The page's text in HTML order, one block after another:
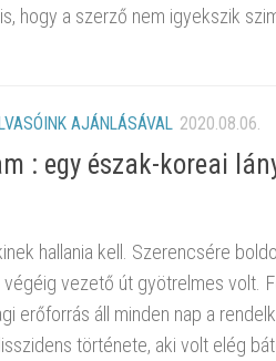
hogy a szerző nem igyekszik
AJÁNLÁSÁVAL 2020.08.06.
: egy észak-koreai
hallania kell. Szerencsére
vezető út gyötrelmes volt.
erőforrás áll minden nap a
története, aki volt elég